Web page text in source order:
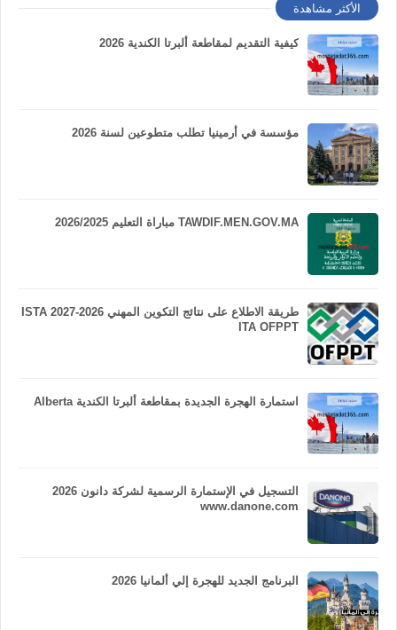
الأكثر مشاهدة
كيفية التقديم لمقاطعة ألبرتا الكندية 2026
مؤسسة في أرمينيا تطلب متطوعين لسنة 2026
TAWDIF.MEN.GOV.MA مباراة التعليم 2026/2025
طريقة الاطلاع على نتائج التكوين المهني 2026-2027 ISTA
ITA OFPPT
استمارة الهجرة الجديدة بمقاطعة ألبرتا الكندية Alberta
التسجيل في الإستمارة الرسمية لشركة دانون 2026
www.danone.com
البرنامج الجديد للهجرة إلي ألمانيا 2026